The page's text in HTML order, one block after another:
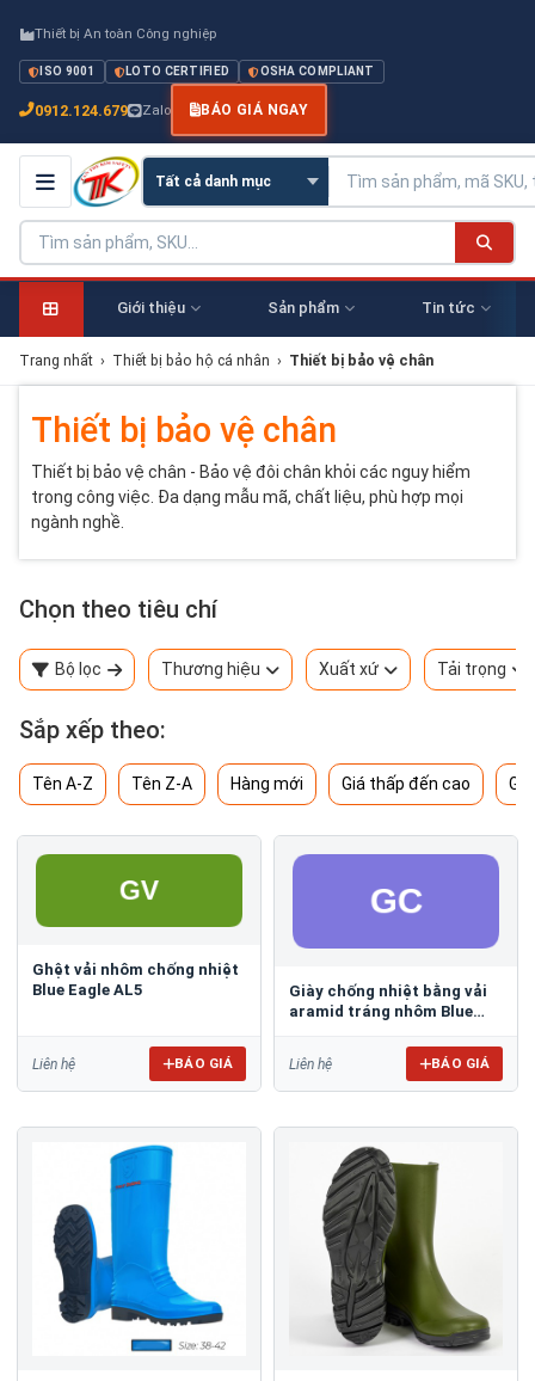
Thiết bị An toàn Công nghiệp
ISO 9001 LOTO CERTIFIED OSHA COMPLIANT
0912.124.679 Zalo BÁO GIÁ NGAY
Giới thiệu Sản phẩm Tin tức
Trang nhất › Thiết bị bảo hộ cá nhân › Thiết bị bảo vệ chân
Thiết bị bảo vệ chân
Thiết bị bảo vệ chân - Bảo vệ đôi chân khỏi các nguy hiểm
trong công việc. Đa dạng mẫu mã, chất liệu, phù hợp mọi
ngành nghề.
Chọn theo tiêu chí
Bộ lọc Thương hiệu Xuất xứ Tải trọng
Sắp xếp theo:
Tên A-Z Tên Z-A Hàng mới Giá thấp đến cao
Ghệt vải nhôm chống nhiệt
Blue Eagle AL5
Liên hệ BÁO GIÁ
Giày chống nhiệt bằng vải
aramid tráng nhôm Blue
Liên hệ BÁO GIÁ